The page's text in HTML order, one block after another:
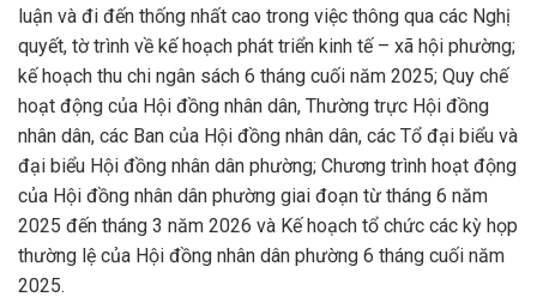
luận và đi đến thống nhất cao trong việc thông qua các Nghị
quyết, tờ trình về kế hoạch phát triển kinh tế – xã hội phường;
kế hoạch thu chi ngân sách 6 tháng cuối năm 2025; Quy chế
hoạt động của Hội đồng nhân dân, Thường trực Hội đồng
nhân dân, các Ban của Hội đồng nhân dân, các Tổ đại biểu và
đại biểu Hội đồng nhân dân phường; Chương trình hoạt động
của Hội đồng nhân dân phường giai đoạn từ tháng 6 năm
2025 đến tháng 3 năm 2026 và Kế hoạch tổ chức các kỳ họp
thường lệ của Hội đồng nhân dân phường 6 tháng cuối năm
2025.